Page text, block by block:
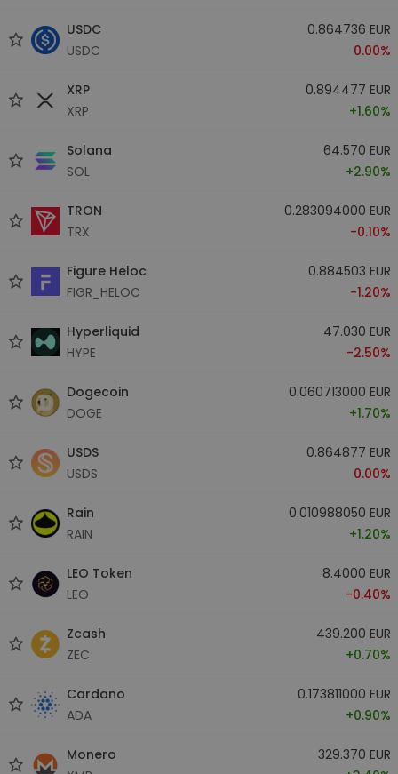
USDC
USDC
0.864736 EUR
0.00%
XRP
XRP
0.894477 EUR
+1.60%
Solana
SOL
64.570 EUR
+2.90%
TRON
TRX
0.283094000 EUR
-0.10%
Figure Heloc
FIGR_HELOC
0.884503 EUR
-1.20%
Hyperliquid
HYPE
47.030 EUR
-2.50%
Dogecoin
DOGE
0.060713000 EUR
+1.70%
USDS
USDS
0.864877 EUR
0.00%
Rain
RAIN
0.010988050 EUR
+1.20%
LEO Token
LEO
8.4000 EUR
-0.40%
Zcash
ZEC
439.200 EUR
+0.70%
Cardano
ADA
0.173811000 EUR
+0.90%
Monero
329.370 EUR